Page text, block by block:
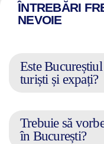
ÎNTREBĂRI
NEVOIE
Este
turiști și expați?
Trebuie să
în București?